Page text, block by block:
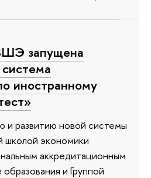
запущена
иностранному
и развитию новой системы
школой экономики
аккредитационным
и Группой